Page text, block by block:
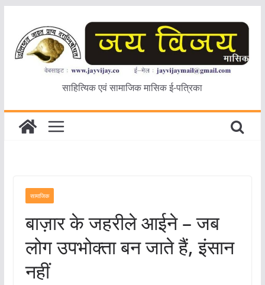
content
साहित्यिक एवं सामाजिक मासिक ई-पत्रिका
सामाजिक
बाज़ार के जहरीले आईने – जब
लोग उपभोक्ता बन जाते हैं, इंसान
नहीं